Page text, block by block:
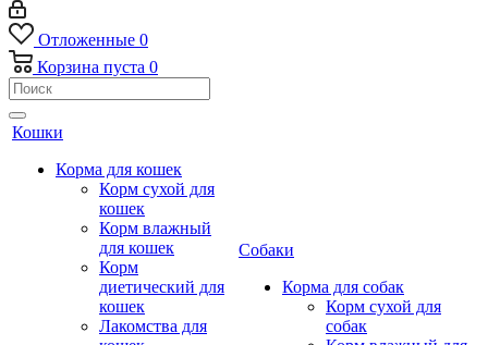
Отложенные 0
Корзина пуста 0
Кошки
Корма для кошек
Корм сухой для
кошек
Корм влажный
для кошек
Корм
диетический для
кошек
Лакомства для
Собаки
Корма для собак
Корм сухой для
собак